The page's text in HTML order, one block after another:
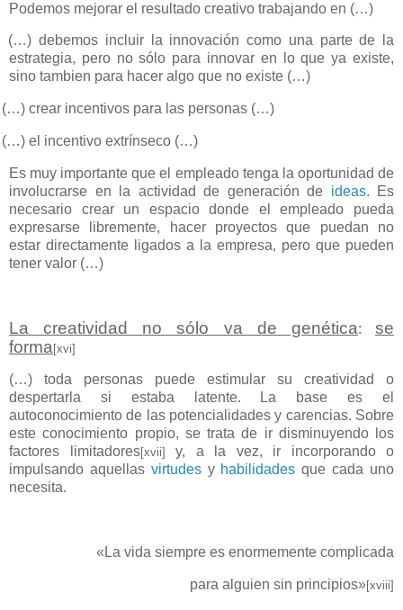
Podemos mejorar el resultado creativo trabajando en (…)
(…) debemos incluir la innovación como una parte de la
estrategia, pero no sólo para innovar en lo que ya existe,
sino tambien para hacer algo que no existe (…)
(…) crear incentivos para las personas (…)
(…) el incentivo extrínseco (…)
Es muy importante que el empleado tenga la oportunidad de
involucrarse en la actividad de generación de ideas. Es
necesario crear un espacio donde el empleado pueda
expresarse libremente, hacer proyectos que puedan no
estar directamente ligados a la empresa, pero que pueden
tener valor (…)
La creatividad no sólo va de genética:se
forma[xvi]
(…) toda personas puede estimular su creatividad o
despertarla si estaba latente. La base es el
autoconocimiento de las potencialidades y carencias. Sobre
este conocimiento propio, se trata de ir disminuyendo los
factores limitadores[xvii]
y, a la vez, ir incorporando o
impulsando aquellas virtudesy habilidades que cada uno
necesita.
«La vida siempre es enormemente complicada
para alguien sin principios»[xviii]